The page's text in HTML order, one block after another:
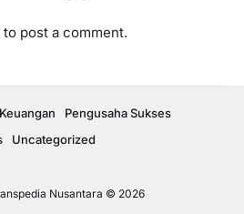
to post a comment.
Nusantara © 2026
Keuangan
Pengusaha Sukses
Uncategorized